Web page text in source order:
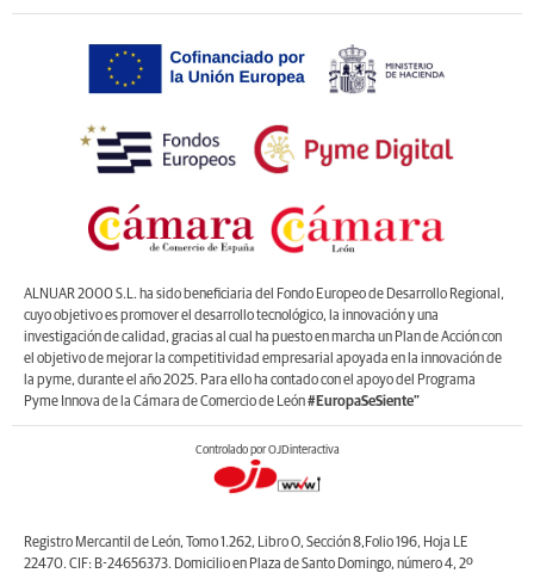
ALNUAR 2000 S.L. ha sido beneficiaria del Fondo Europeo de Desarrollo Regional,
cuyo objetivo es promover el desarrollo tecnológico, la innovación y una
investigación de calidad, gracias al cual ha puesto en marcha un Plan de Acción con
el objetivo de mejorar la competitividad empresarial apoyada en la innovación de
la pyme, durante el año 2025. Para ello ha contado con el apoyo del Programa
Pyme Innova de la Cámara de Comercio de León#EuropaSeSiente”
Controlado por OJDinteractiva
Registro Mercantil de León, Tomo 1.262, Libro O, Sección 8,Folio 196, Hoja LE
22470. CIF: B-24656373. Domicilio en Plaza de Santo Domingo, número 4, 2º